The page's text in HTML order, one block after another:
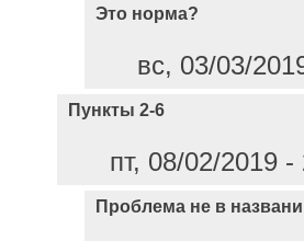
Это норма?
вс, 03/03/
Пункты 2-6
пт, 08/02/2019
Проблема не в